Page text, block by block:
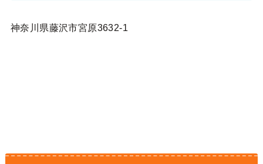
神奈川県藤沢市宮原3632-1